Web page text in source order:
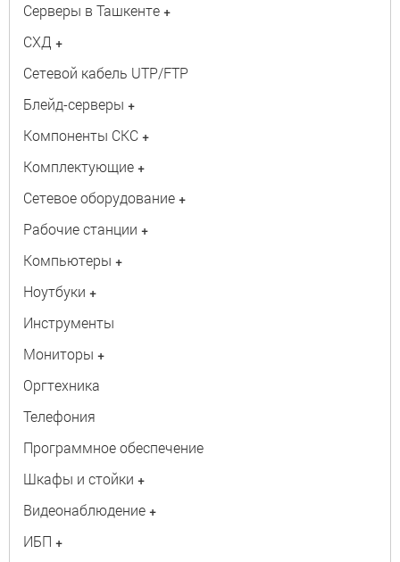
Серверы в Ташкенте +
СХД +
Сетевой кабель UTP/FTP
Блейд-серверы +
Компоненты СКС +
Комплектующие +
Сетевое оборудование +
Рабочие станции +
Компьютеры +
Ноутбуки +
Инструменты
Мониторы +
Оргтехника
Телефония
Программное обеспечение
Шкафы и стойки +
Видеонаблюдение +
ИБП +